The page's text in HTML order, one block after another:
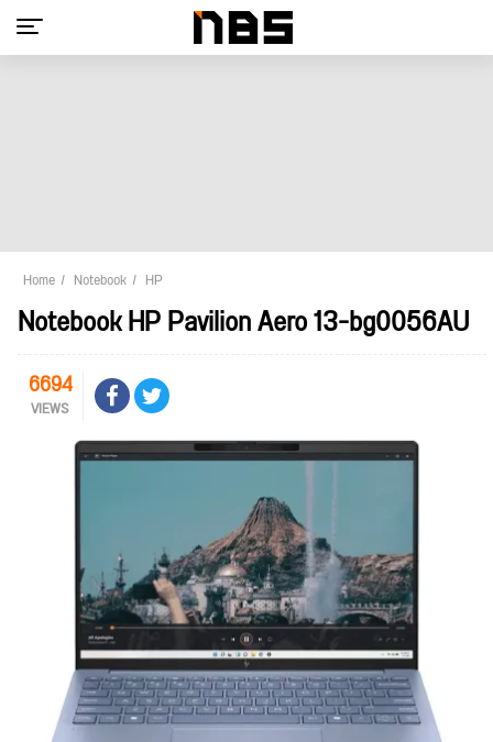
Home Notebook HP
Notebook HP Pavilion Aero 13-bg0056AU
6694
VIEWS